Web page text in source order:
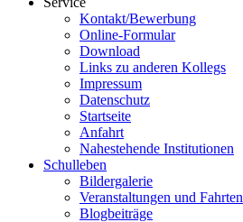
Kontakt/Bewerbung
Online-Formular
Download
Links zu anderen Kollegs
Impressum
Datenschutz
Startseite
Anfahrt
Nahestehende Institutionen
Schulleben
Bildergalerie
Veranstaltungen und Fahrten
Blogbeiträge